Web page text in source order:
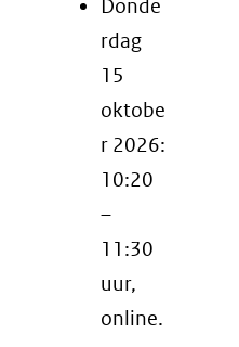
Donde
rdag
15
oktobe
r 2026:
10:20
–
11:30
uur,
online.